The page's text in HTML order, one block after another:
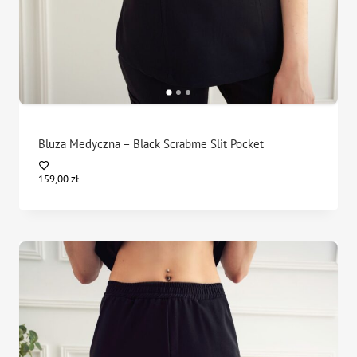
Bluza Medyczna – Black Scrabme Slit Pocket
159,00zł